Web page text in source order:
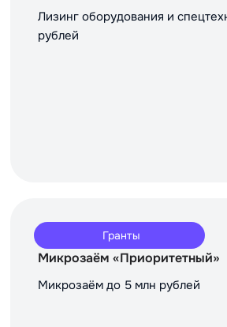
Лизинг оборудования и
рублей
Гранты
Микрозаём «Приоритетный»
Микрозаём до 5 млн рублей